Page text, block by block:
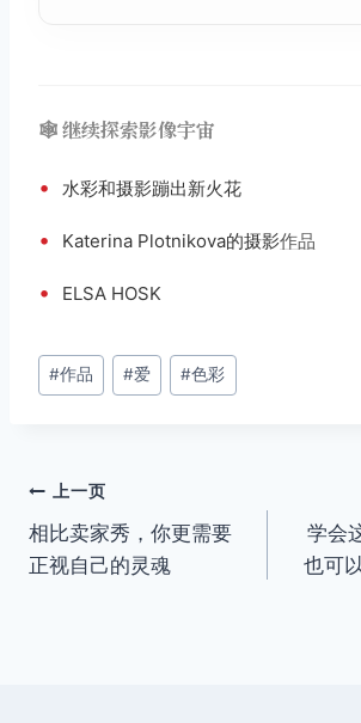
🕸️ 继续探索影像宇宙
• 水彩和摄影蹦出新火花
• Katerina Plotnikova的摄影作品
• ELSA HOSK
文
章
#作品 #爱 #色彩
文
章
上一页
相比卖家秀，你更需要
正视自己的灵魂
学会
也可